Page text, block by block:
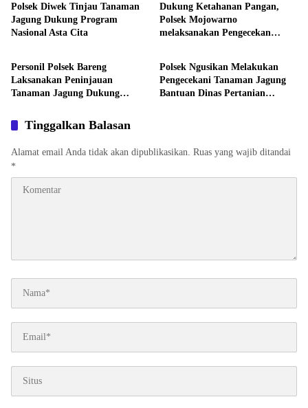
Polsek Diwek Tinjau Tanaman
Jagung Dukung Program
Nasional Asta Cita
Dukung Ketahanan Pangan,
Polsek Mojowarno
melaksanakan Pengecekan
Aktivitas
Personil Polsek Bareng
Laksanakan Peninjauan
Tanaman Jagung Dukung
Aktivitas
Polsek Ngusikan Melakukan
Pengecekani Tanaman Jagung
Bantuan Dinas Pertanian
Tinggalkan Balasan
Alamat email Anda tidak akan dipublikasikan. Ruas yang wajib ditandai
*